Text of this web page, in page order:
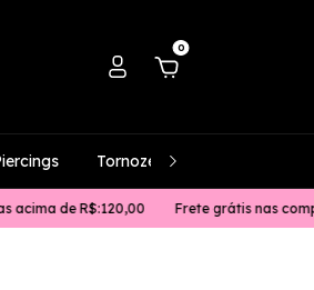
0
Tornozeleiras
R$:120,00 Frete grátis nas compras